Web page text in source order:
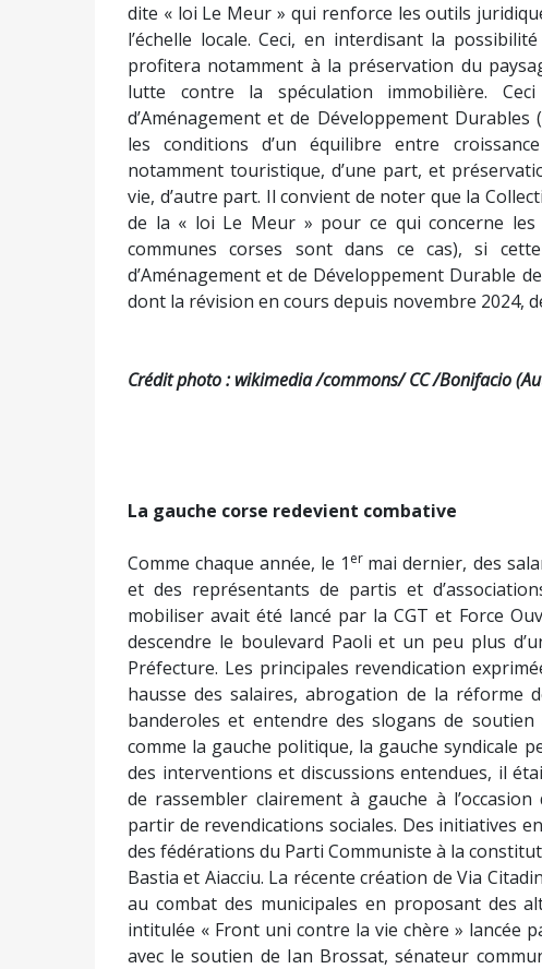
dite « loi Le Meur » qui renforce les outils
l’échelle locale. Ceci, en interdisant la
profitera notamment à la préservation du
lutte contre la spéculation immobilière.
d’Aménagement et de Développement
les conditions d’un équilibre entre
notamment touristique, d’une part, et
vie, d’autre part. Il convient de noter que la
de la « loi Le Meur » pour ce qui concerne les
communes corses sont dans ce cas), si
d’Aménagement et de Développement Durable
dont la révision en cours depuis novembre 2024,
Crédit photo : wikimedia /commons/ CC /Bonifacio
La gauche corse redevient combative
Comme chaque année, le 1 er mai dernier, des
et des représentants de partis et
mobiliser avait été lancé par la CGT et Force
descendre le boulevard Paoli et un peu plus
Préfecture. Les principales revendication
hausse des salaires, abrogation de la réforme
banderoles et entendre des slogans de
comme la gauche politique, la gauche syndicale
des interventions et discussions entendues, il
de rassembler clairement à gauche à
partir de revendications sociales. Des initiatives
des fédérations du Parti Communiste à la
Bastia et Aiacciu. La récente création de Via
au combat des municipales en proposant des
intitulée « Front uni contre la vie chère » lancée
avec le soutien de Ian Brossat, sénateur